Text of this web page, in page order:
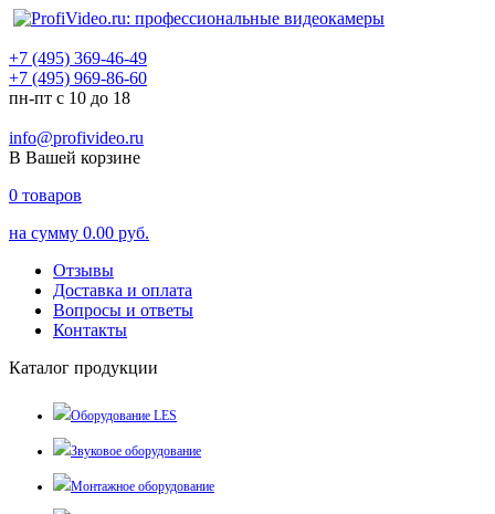
+7 (495) 369-46-49
+7 (495) 969-86-60
пн-пт с 10 до 18
info@profivideo.ru
В Вашей корзине
0 товаров
на сумму 0.00 руб.
Отзывы
Доставка и оплата
Вопросы и ответы
Контакты
Каталог продукции
Оборудование LES
Звуковое оборудование
Монтажное оборудование